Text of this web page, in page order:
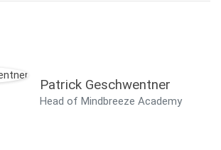
Patrick Geschwentner
Head of Mindbreeze Academy